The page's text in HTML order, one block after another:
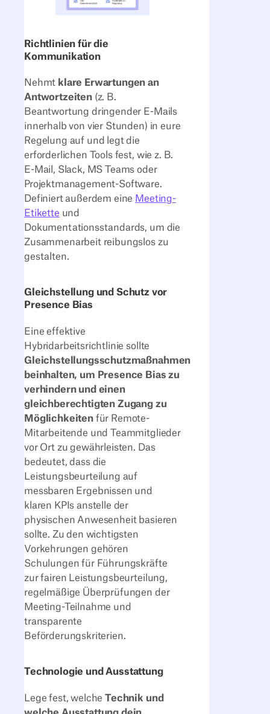
Richtlinien für die
Kommunikation
Nehmt klare Erwartungen an
Antwortzeiten(z. B.
Beantwortung dringender E-Mails
innerhalb von vier Stunden) in eure
Regelung auf und legt die
erforderlichen Tools fest, wie z. B.
E-Mail, Slack, MS Teams oder
Projektmanagement-Software.
Definiert außerdem eine Meeting-
Etikette und
Dokumentationsstandards, um die
Zusammenarbeit reibungslos zu
gestalten.
Gleichstellung und Schutz vor
Presence Bias
Eine effektive
Hybridarbeitsrichtlinie sollte
Gleichstellungsschutzmaßnahmen
beinhalten, um Presence Bias zu
verhindern und einen
gleichberechtigten Zugang zu
Möglichkeitenfür Remote-
Mitarbeitende und Teammitglieder
vor Ort zu gewährleisten. Das
bedeutet, dass die
Leistungsbeurteilung auf
messbaren Ergebnissen und
klaren KPIs anstelle der
physischen Anwesenheit basieren
sollte. Zu den wichtigsten
Vorkehrungen gehören
Schulungen für Führungskräfte
zur fairen Leistungsbeurteilung,
regelmäßige Überprüfungen der
Meeting-Teilnahme und
transparente
Beförderungskriterien.
Technologie und Ausstattung
Lege fest, welcheTechnik und